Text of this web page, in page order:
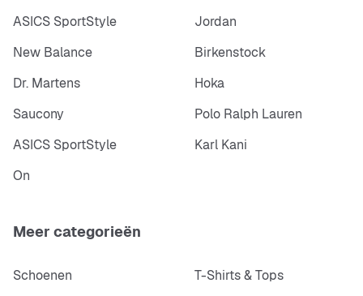
ASICS SportStyle
Jordan
New Balance
Birkenstock
Dr. Martens
Hoka
Saucony
Polo Ralph Lauren
ASICS SportStyle
Karl Kani
On
Meer categorieën
Schoenen
T-Shirts & Tops